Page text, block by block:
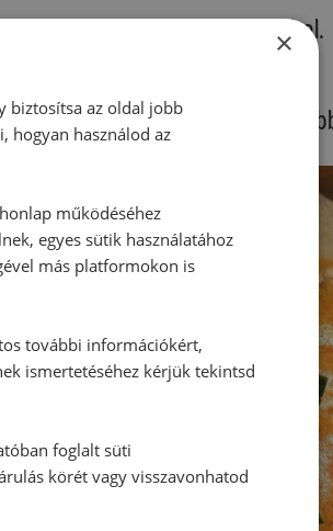
vagy kihűlve tejszìnhabbal.
csìpős ìzeket hasznàljon
×
biztosítsa az oldal jobb
hogyan használod az
működéséhez
egyes sütik használatához
más platformokon is
további információkért,
ismertetéséhez kérjük tekintsd
foglalt süti
körét vagy visszavonhatod